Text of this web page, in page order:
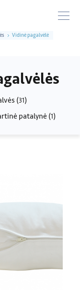
Vidinė pagalvėlė
(31)
patalynė (1)